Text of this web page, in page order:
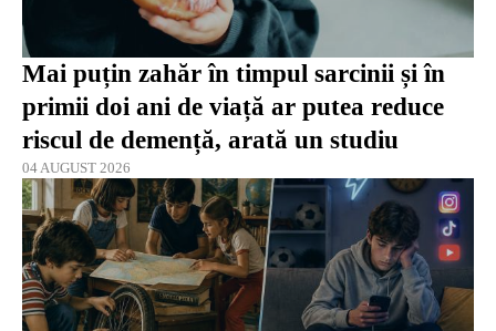
Mai puțin zahăr în timpul sarcinii și în
primii doi ani de viață ar putea reduce
riscul de demență, arată un studiu
04 AUGUST 2026